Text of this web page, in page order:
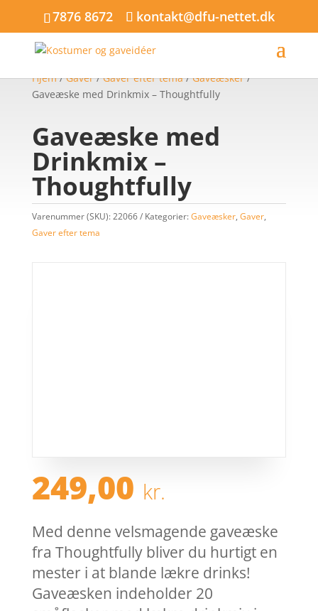
7876 8672 kontakt@dfu-nettet.dk
Hjem/Gaver/Gaver efter tema/Gaveæsker/
Gaveæske med Drinkmix – Thoughtfully
Gaveæske med
Drinkmix –
Thoughtfully
Varenummer (SKU):22066 Kategorier:Gaveæsker, Gaver,
Gaver efter tema
249,00 kr.
Med denne velsmagende gaveæske
fra Thoughtfully bliver du hurtigt en
mester i at blande lækre drinks!
Gaveæsken indeholder 20